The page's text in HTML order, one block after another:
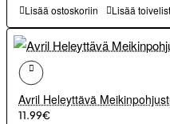
Lisää ostoskoriin Lisää
Avril Heleyttävä
11.99€